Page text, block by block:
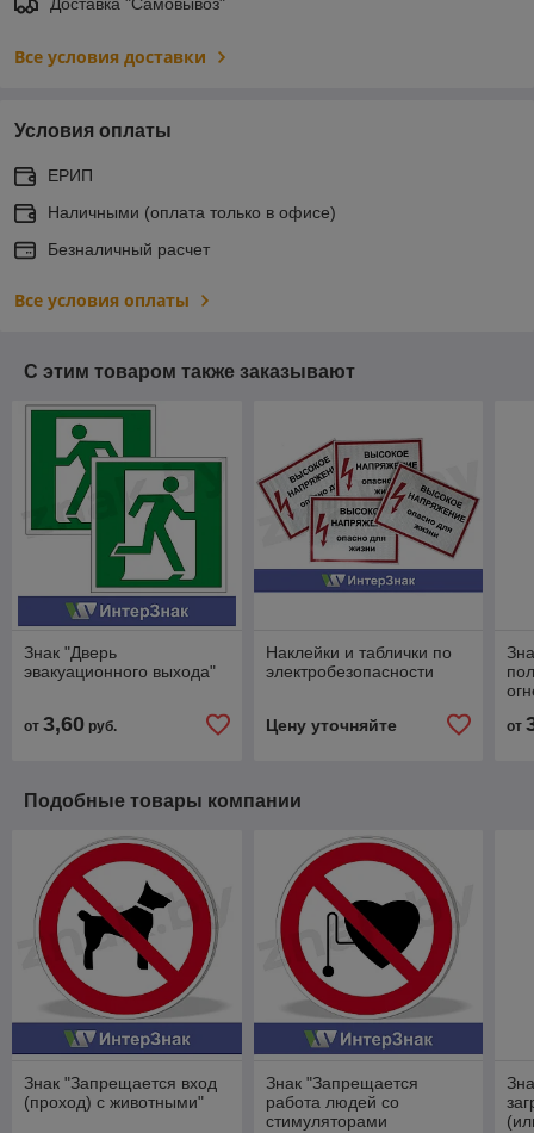
Все условия доставки
Условия оплаты
ЕРИП
Наличными (оплата только в офисе)
Безналичный расчет
Все условия оплаты
С этим товаром также заказывают
Знак "Дверь
эвакуационного выхода"
от 3,60 руб.
Наклейки и таблички по
электробезопасности
Цену уточняйте от
Подобные товары компании
Знак "Запрещается вход
(проход) с животными"
Знак "Запрещается
работа людей со
стимуляторами